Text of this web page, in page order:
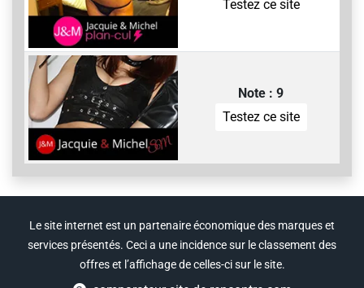
Testez ce site
Note : 9
Testez ce site
Le site internet est un partenaire économique des marques et
services présentés. Ceci a une incidence sur le classement des
offres et l’affichage de celles-ci sur le site.